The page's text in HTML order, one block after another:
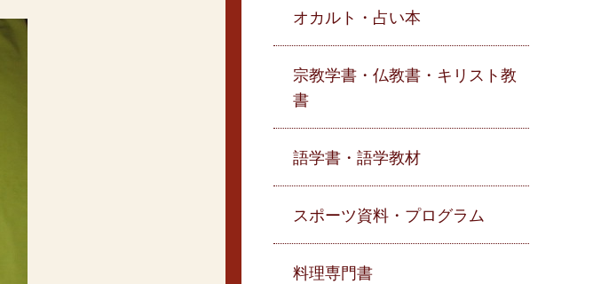
オカルト・占い本
宗教学書・仏教書・キリスト教
書
語学書・語学教材
スポーツ資料・プログラム
料理専門書